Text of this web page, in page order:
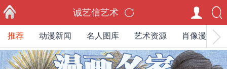
首页
诚艺信艺术
推荐 动漫新闻 名人图库 艺术资源 肖像漫画家